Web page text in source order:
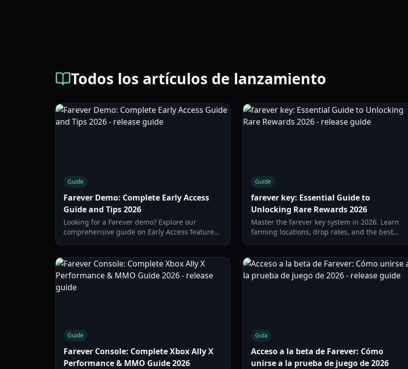
Todos los artículos de lanzamiento
Guide
Farever Demo: Complete Early Access
Guide and Tips 2026
Looking for a Farever demo? Explore our
comprehensive guide on Early Access features,
Guide
farever key: Essential Guide to
Unlocking Rare Rewards 2026
Master the farever key system in 2026. Learn
farming locations, drop rates, and the best
Guide
Farever Console: Complete Xbox Ally X
Performance & MMO Guide 2026
Guía
Acceso a la beta de Farever: Cómo
unirse a la prueba de juego de 2026